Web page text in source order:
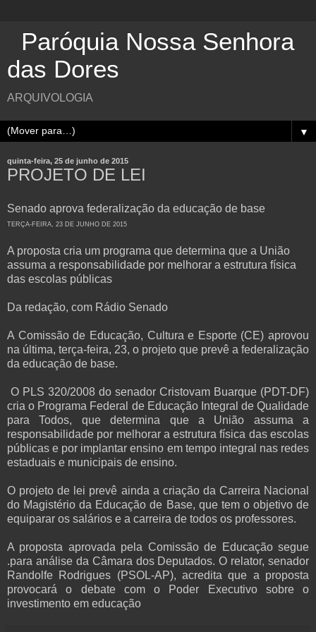
Paróquia Nossa Senhora
das Dores
ARQUIVOLOGIA
▼
quinta-feira, 25 de junho de 2015
PROJETO DE LEI
Senado aprova federalização da educação de base
TERÇA-FEIRA, 23 DE JUNHO DE 2015
A proposta cria um programa que determina que a União
assuma a responsabilidade por melhorar a estrutura física
das escolas públicas
Da redação, com Rádio Senado
A Comissão de Educação, Cultura e Esporte (CE) aprovou
na última, terça-feira, 23, o projeto que prevê a federalização
da educação de base.
O PLS 320/2008 do senador Cristovam Buarque (PDT-DF)
cria o Programa Federal de Educação Integral de Qualidade
para Todos, que determina que a União assuma a
responsabilidade por melhorar a estrutura física das escolas
públicas e por implantar ensino em tempo integral nas redes
estaduais e municipais de ensino.
O projeto de lei prevê ainda a criação da Carreira Nacional
do Magistério da Educação de Base, que tem o objetivo de
equiparar os salários e a carreira de todos os professores.
A proposta aprovada pela Comissão de Educação segue
.para análise da Câmara dos Deputados. O relator, senador
Randolfe Rodrigues (PSOL-AP), acredita que a proposta
provocará o debate com o Poder Executivo sobre o
investimento em educação